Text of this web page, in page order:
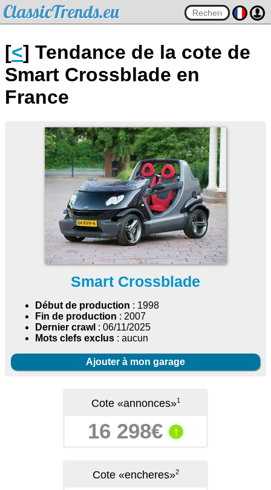
ClassicTrends.eu
[<] Tendance de la cote de
Smart Crossblade en
France
Smart Crossblade
Début de production : 1998
Fin de production : 2007
Dernier crawl : 06/11/2025
Mots clefs exclus : aucun
Ajouter à mon garage
Cote «annonces»1
16 298€ ↑
Cote «encheres»2